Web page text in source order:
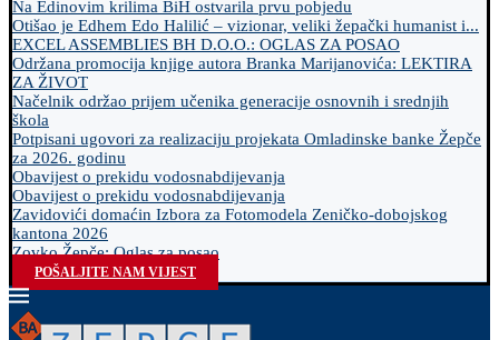
Na Edinovim krilima BiH ostvarila prvu pobjedu
Otišao je Edhem Edo Halilić – vizionar, veliki žepački humanist i...
EXCEL ASSEMBLIES BH D.O.O.: OGLAS ZA POSAO
Održana promocija knjige autora Branka Marijanovića: LEKTIRA
ZA ŽIVOT
Načelnik održao prijem učenika generacije osnovnih i srednjih
škola
Potpisani ugovori za realizaciju projekata Omladinske banke Žepče
za 2026. godinu
Obavijest o prekidu vodosnabdijevanja
Obavijest o prekidu vodosnabdijevanja
Zavidovići domaćin Izbora za Fotomodela Zeničko-dobojskog
kantona 2026
Zovko Žepče: Oglas za posao
POŠALJITE NAM VIJEST